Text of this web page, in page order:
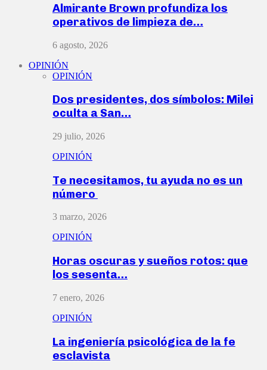
Almirante Brown profundiza los
operativos de limpieza de…
6 agosto, 2026
OPINIÓN
OPINIÓN
Dos presidentes, dos símbolos: Milei
oculta a San…
29 julio, 2026
OPINIÓN
Te necesitamos, tu ayuda no es un
número
3 marzo, 2026
OPINIÓN
Horas oscuras y sueños rotos: que
los sesenta…
7 enero, 2026
OPINIÓN
La ingeniería psicológica de la fe
esclavista